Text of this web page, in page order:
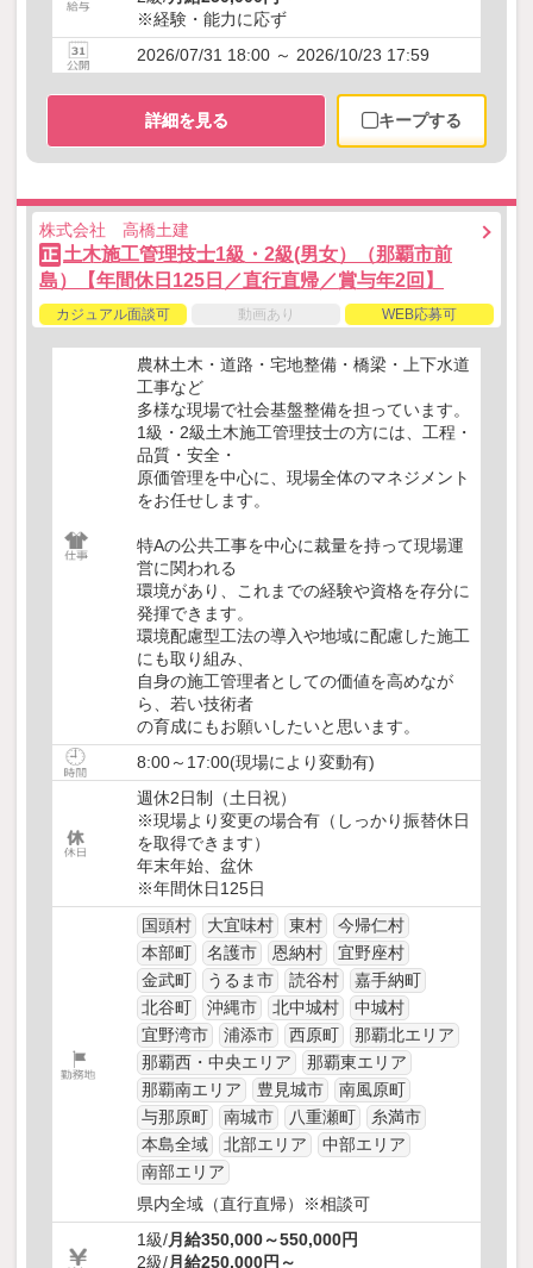
※経験・能力に応ず
2026/07/31 18:00 ～ 2026/10/23 17:59
詳細を見る キープする
株式会社 高橋土建
正 土木施工管理技士1級・2級(男女）（那覇市前
島）【年間休日125日／直行直帰／賞与年2回】
カジュアル面談可 動画あり WEB応募可
農林土木・道路・宅地整備・橋梁・上下水道
工事など
多様な現場で社会基盤整備を担っています。
1級・2級土木施工管理技士の方には、工程・
品質・安全・
原価管理を中心に、現場全体のマネジメント
をお任せします。
特Aの公共工事を中心に裁量を持って現場運
営に関われる
環境があり、これまでの経験や資格を存分に
発揮できます。
環境配慮型工法の導入や地域に配慮した施工
にも取り組み、
自身の施工管理者としての価値を高めなが
ら、若い技術者
の育成にもお願いしたいと思います。
8:00～17:00(現場により変動有)
週休2日制（土日祝）
※現場より変更の場合有（しっかり振替休日
を取得できます）
年末年始、盆休
※年間休日125日
国頭村
大宜味村 東村
今帰仁村
本部町
名護市 恩納村
宜野座村
金武町
うるま市 読谷村
嘉手納町
北谷町
沖縄市 北中城村
中城村
宜野湾市
浦添市 西原町
那覇北エリア
那覇西・中央エリア
那覇東エリア
那覇南エリア
豊見城市
南風原町
与那原町
南城市 八重瀬町
糸満市
本島全域
北部エリア
中部エリア
南部エリア
県内全域（直行直帰）※相談可
1級/月給350,000～550,000円
2級/月給250,000円～